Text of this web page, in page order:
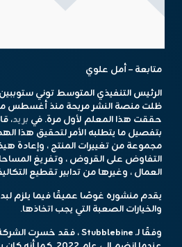
متابعة – أمل علوي
الرئيس التنفيذي المتوسط توني
ظلت منصة النشر مربحة منذ أغسطس من
حققت هذا المعلم لأول مرة. في بريد
بتفصيل ما يتطلبه الأمر لتحقيق هذا
مجموعة من تغييرات المنتج ، وإعادة
التفاوض على القروض ، وتفريغ
العمال ، وغيرها من تدابير تقطيع
يقدم منشوره غوصًا عميقًا فيما يلزم
والخيارات الصعبة التي يجب اتخاذها.